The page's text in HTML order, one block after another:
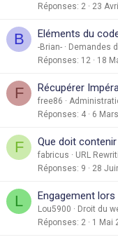
Réponses 2 23
B Eléments du
-Brian-
Demandes
Réponses 12 18
F Récupérer
free86
Réponses 4 6
F Que doit
fabricus
URL
Réponses 9 28
L Engagement
Lou5900
Droit du
Réponses 2 1 Mai